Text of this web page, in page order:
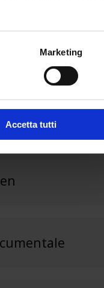
Marketing
Accetta tutti
App